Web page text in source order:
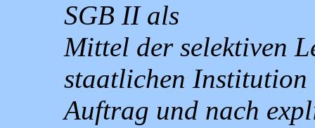
SGB II als
Mittel der selektiven
staatlichen
Auftrag und nach